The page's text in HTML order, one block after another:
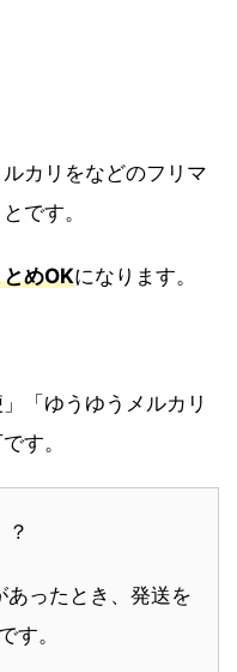
カリをなどのフリマ
です。
めOKになります。
「ゆうゆうメルカリ
す。
？
ったとき、発送を
す。